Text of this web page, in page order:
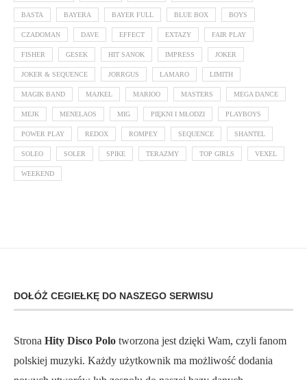
BASTA BAYERA BAYER FULL BLUE BOX BOYS
CZADOMAN DAVE EFFECT EXTAZY FAIR PLAY
FISHER GESEK HIT SANOK IMPRESS JOKER
JOKER & SEQUENCE JORRGUS LAMARO LIMITH
MAGIK BAND MAJKEL MARIOO MASTERS MEGA DANCE
MEJK MENELAOS MIG PIĘKNI I MŁODZI PLAYBOYS
POWER PLAY REDOX ROMPEY SEQUENCE SHANTEL
SOLEO SOLER SPIKE TERAZMY TOP GIRLS VEXEL
WEEKEND
DOŁÓŻ CEGIEŁKĘ DO NASZEGO SERWISU
Strona Hity Disco Polo tworzona jest dzięki Wam, czyli fanom
polskiej muzyki. Każdy użytkownik ma możliwość dodania